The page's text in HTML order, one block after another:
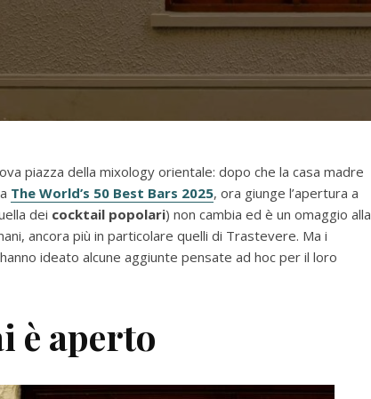
piazza della mixology orientale: dopo che la casa madre
The World’s 50 Best Bars 2025, ora giunge l’apertura a
dei cocktail popolari) non cambia ed è un omaggio alla
ancora più in particolare quelli di Trastevere. Ma i
hanno ideato alcune aggiunte pensate ad hoc per il loro
è aperto